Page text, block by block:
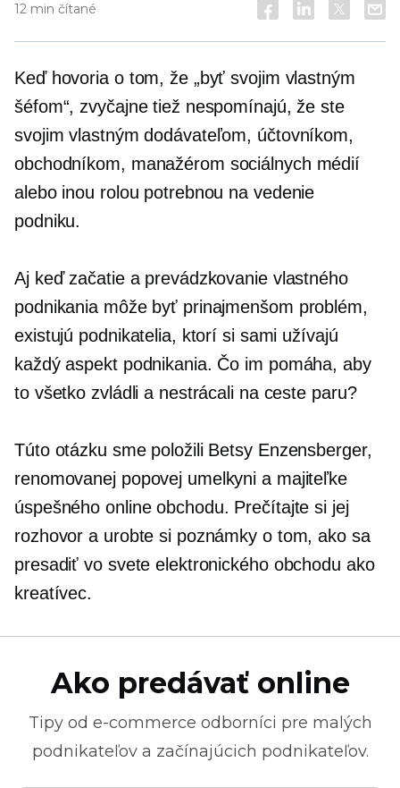
12 min čítané
Keď hovoria o tom, že „byť svojim vlastným
šéfom“, zvyčajne tiež nespomínajú, že ste
svojim vlastným dodávateľom, účtovníkom,
obchodníkom, manažérom sociálnych médií
alebo inou rolou potrebnou na vedenie
podniku.
Aj keď začatie a prevádzkovanie vlastného
podnikania môže byť prinajmenšom problém,
existujú podnikatelia, ktorí si sami užívajú
každý aspekt podnikania. Čo im pomáha, aby
to všetko zvládli a nestrácali na ceste paru?
Túto otázku sme položili Betsy Enzensberger,
renomovanej popovej umelkyni a majiteľke
úspešného online obchodu. Prečítajte si jej
rozhovor a urobte si poznámky o tom, ako sa
presadiť vo svete elektronického obchodu ako
kreatívec.
Ako predávať online
Tipy od e-commerce odborníci pre malých
podnikateľov a začínajúcich podnikateľov.